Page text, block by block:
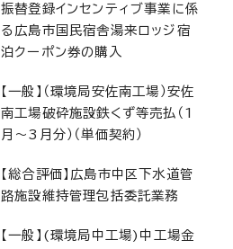
振替登録インセンティブ事業に係
る広島市国民宿舎湯来ロッジ宿
泊クーポン券の購入
【一般】（環境局安佐南工場）安佐
南工場破砕施設鉄くず等売払（1
月～3月分）（単価契約）
【総合評価】広島市中区下水道管
路施設維持管理包括委託業務
【一般】(環境局中工場)中工場金